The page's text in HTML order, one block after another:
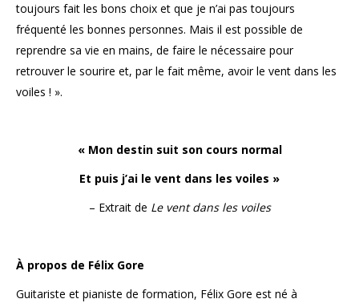
toujours fait les bons choix et que je n’ai pas toujours
fréquenté les bonnes personnes. Mais il est possible de
reprendre sa vie en mains, de faire le nécessaire pour
retrouver le sourire et, par le fait même, avoir le vent dans les
voiles ! ».
« Mon destin suit son cours normal
Et puis j’ai le vent dans les voiles »
– Extrait de Le vent dans les voiles
À propos de Félix Gore
Guitariste et pianiste de formation, Félix Gore est né à